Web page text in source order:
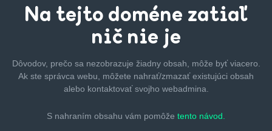
Na tejto doméne zatiaľ
nič nie je
Dôvodov, prečo sa nezobrazuje žiadny obsah, môže byťviacero.
Ak ste správca webu, môžete nahrať/zmazaťexistujúci obsah
alebo kontaktovať svojho webadmina.
S nahraním obsahu vám pomôže tento návod.